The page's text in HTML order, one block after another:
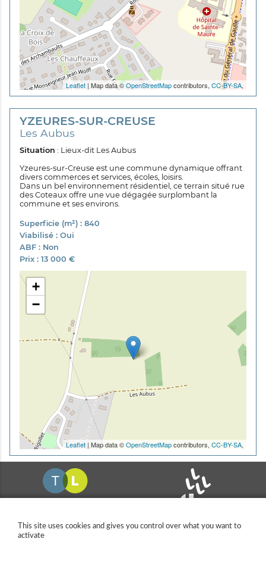
Leaflet | Map data ©OpenStreetMapcontributors, CC-BY-SA,
YZEURES-SUR-CREUSE
Les Aubus
Situation : Lieux-dit Les Aubus
Yzeures-sur-Creuse est une commune dynamique offrant
divers commerces et services, écoles, loisirs.
Dans un bel environnement résidentiel, ce terrain situé rue
des Coteaux offre une vue dégagée surplombant la
commune et ses environs.
Superficie (m²) : 840
Viabilisé : Oui
ABF : Non
Prix : 13 000 €
+
−
Leaflet | Map data ©OpenStreetMapcontributors, CC-BY-SA,
This site uses cookies and gives you control over what you want to
activate